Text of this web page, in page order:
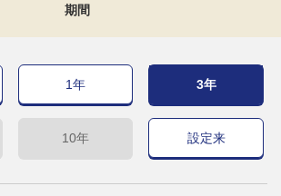
期間
1年 3年
10年 設定来